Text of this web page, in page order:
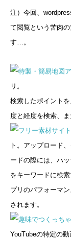
注）今回、
て閲覧という苦肉
す…。
リ。
検索したポイント
度と経度を検索、ま
ト。アップロード
ードの際には、ハ
をキーワードに検
プリのパフォーマ
されます。
YouTubeの特定の